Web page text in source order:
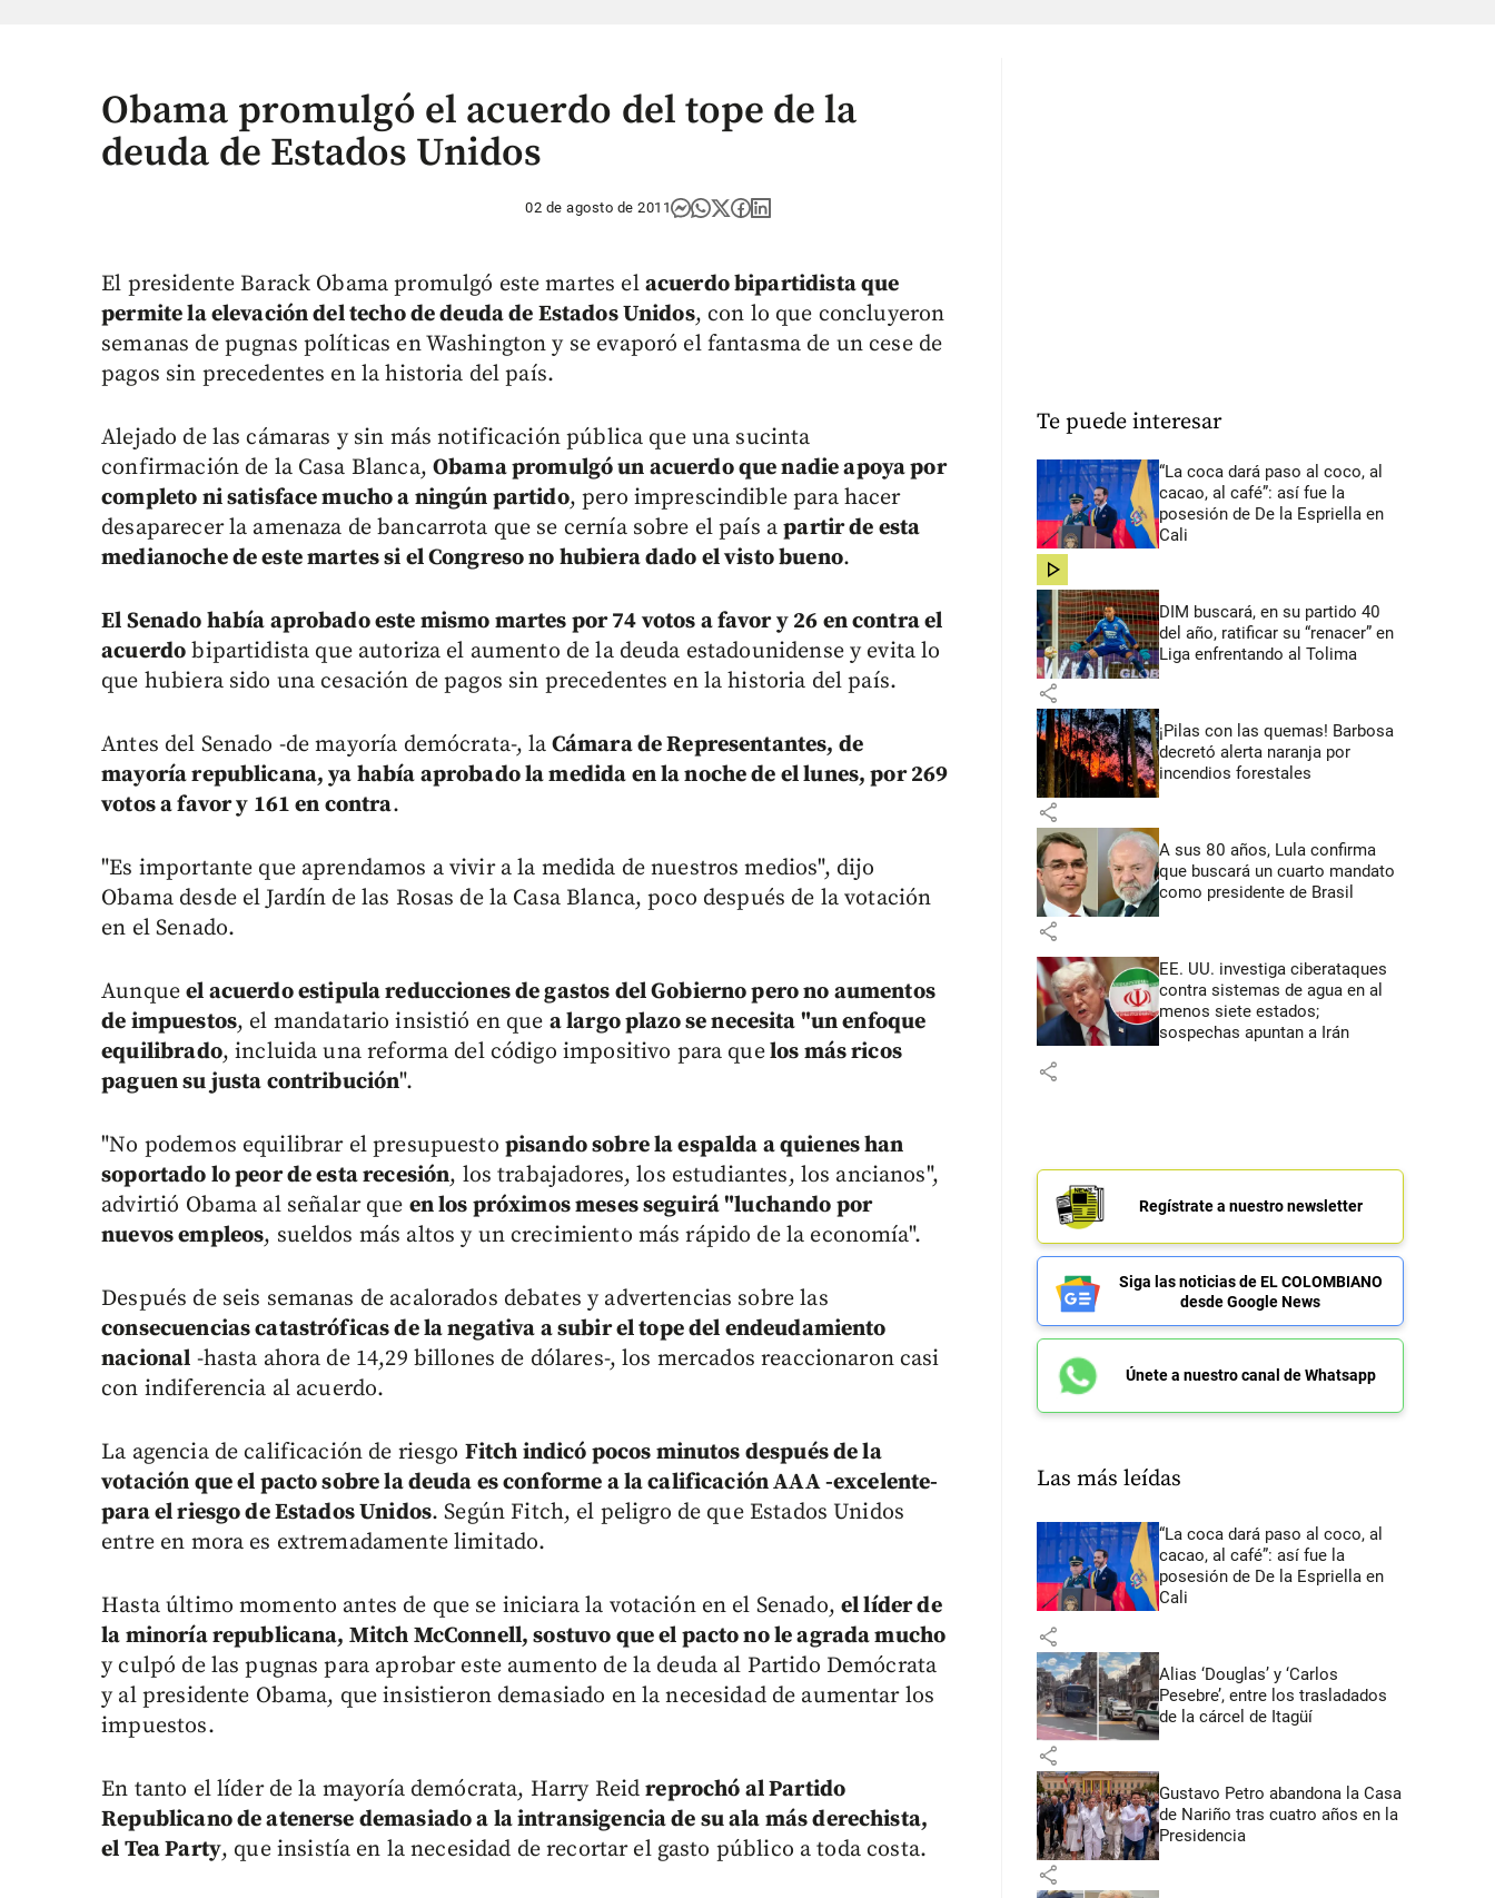
Obama promulgó el acuerdo del tope de la
deuda de Estados Unidos
02 de agosto de 2011
El presidente Barack Obama promulgó este martes el acuerdo bipartidista que
permite la elevación del techo de deuda de Estados Unidos, con lo que concluyeron
semanas de pugnas políticas en Washington y se evaporó el fantasma de un cese de
pagos sin precedentes en la historia del país.
Alejado de las cámaras y sin más notificación pública que una sucinta
confirmación de la Casa Blanca, Obama promulgó un acuerdo que nadie apoya por
completo ni satisface mucho a ningún partido, pero imprescindible para hacer
desaparecer la amenaza de bancarrota que se cernía sobre el país apartir de esta
medianoche de este martes si el Congreso no hubiera dado el visto bueno.
El Senado había aprobado este mismo martes por 74 votos a favor y 26 en contra el
acuerdo bipartidista que autoriza el aumento de la deuda estadounidense y evita lo
que hubiera sido una cesación de pagos sin precedentes en la historia del país.
Antes del Senado -de mayoría demócrata-, la Cámara de Representantes, de
mayoría republicana, ya había aprobado la medida en la noche de el lunes, por 269
votos a favor y 161 en contra.
"Es importante que aprendamos a vivir a la medida de nuestros medios", dijo
Obama desde el Jardín de las Rosas de la Casa Blanca, poco después de la votación
en el Senado.
Aunqueel acuerdo estipula reducciones de gastos del Gobierno pero no aumentos
de impuestos, el mandatario insistió en que a largo plazo se necesita "un enfoque
equilibrado, incluida una reforma del código impositivo para quelos más ricos
paguen su justa contribución".
"No podemos equilibrar el presupuesto pisando sobre la espalda a quienes han
soportado lo peor de esta recesión, los trabajadores, los estudiantes, los ancianos",
advirtió Obama al señalar que en los próximos meses seguirá "luchando por
nuevos empleos, sueldos más altos y un crecimiento más rápido de la economía".
Después de seis semanas de acalorados debates y advertencias sobre las
consecuencias catastróficas de la negativa a subir el tope del endeudamiento
nacional -hasta ahora de 14,29 billones de dólares-, los mercados reaccionaron casi
con indiferencia al acuerdo.
La agencia de calificación de riesgo Fitch indicó pocos minutos después de la
votación que el pacto sobre la deuda es conforme a la calificación AAA -excelente-
para el riesgo de Estados Unidos. Según Fitch, el peligro de que Estados Unidos
entre en mora es extremadamente limitado.
Hasta último momento antes de que se iniciara la votación en el Senado, el líder de
la minoría republicana, Mitch McConnell, sostuvo que el pacto no le agrada mucho
y culpó de las pugnas para aprobar este aumento de la deuda al Partido Demócrata
y al presidente Obama, que insistieron demasiado en la necesidad de aumentar los
impuestos.
En tanto el líder de la mayoría demócrata, Harry Reidreprochó al Partido
Republicano de atenerse demasiado a la intransigencia de su ala más derechista,
el Tea Party, que insistía en la necesidad de recortar el gasto público a toda costa.
Te puede interesar
“La coca dará paso al coco, al
cacao, al café”: así fue la
posesión de De la Espriella en
Cali
share
DIM buscará, en su partido 40
del año, ratificar su “renacer” en
Liga enfrentando al Tolima
share
¡Pilas con las quemas! Barbosa
decretó alerta naranja por
incendios forestales
share
A sus 80 años, Lula confirma
que buscará un cuarto mandato
como presidente de Brasil
share
EE. UU. investiga ciberataques
contra sistemas de agua en al
menos siete estados;
sospechas apuntan a Irán
share
Regístrate a nuestro newsletter
Siga las noticias de EL COLOMBIANO
desde Google News
Únete a nuestro canal de Whatsapp
Las más leídas
“La coca dará paso al coco, al
cacao, al café”: así fue la
posesión de De la Espriella en
Cali
share
Alias ‘Douglas’ y ‘Carlos
Pesebre’, entre los trasladados
de la cárcel de Itagüí
share
Gustavo Petro abandona la Casa
de Nariño tras cuatro años en la
Presidencia
share